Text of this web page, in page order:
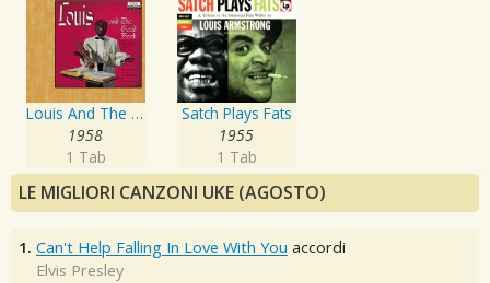
Louis And The Good Book
1958
1 Tab
Satch Plays Fats
1955
1 Tab
LE MIGLIORI CANZONI UKE (AGOSTO)
1. Can't Help Falling In Love With You accordi
Elvis Presley